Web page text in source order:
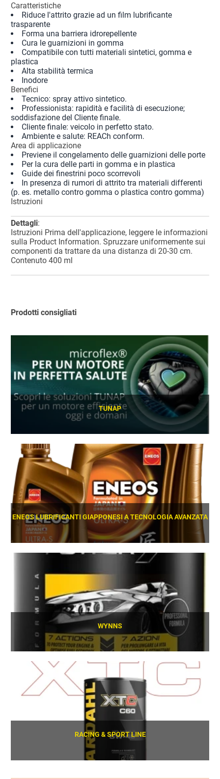
Caratteristiche
Riduce l'attrito grazie ad un film lubrificante
trasparente
Forma una barriera idrorepellente
Cura le guarnizioni in gomma
Compatibile con tutti materiali sintetici, gomma e
plastica
Alta stabilità termica
Inodore
Benefici
Tecnico: spray attivo sintetico.
Professionista: rapidità e facilità di esecuzione;
soddisfazione del Cliente finale.
Cliente finale: veicolo in perfetto stato.
Ambiente e salute: REACh conform.
Area di applicazione
Previene il congelamento delle guarnizioni delle porte
Per la cura delle parti in gomma e in plastica
Guide dei finestrini poco scorrevoli
In presenza di rumori di attrito tra materiali differenti
(p. es. metallo contro gomma o plastica contro gomma)
Istruzioni
Dettagli:
Istruzioni Prima dell'applicazione, leggere le informazioni
sulla Product Information. Spruzzare uniformemente sui
componenti da trattare da una distanza di 20-30 cm.
Contenuto 400 ml
Prodotti consigliati
TUNAP
SCOPRI
ENEOS LUBRIFICANTI GIAPPONESI A TECNOLOGIA AVANZATA
SCOPRI
WYNNS
SCOPRI
RACING & SPORT LINE